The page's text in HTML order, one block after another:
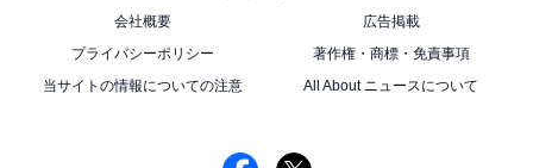
こちらもおすすめ
ーツバッグ」が待望の定番商品に！ 全6色が4月
会社概要
広告掲載
プライバシーポリシー
著作権・商標・免責事項
当サイトの情報についての注意
All About ニュースについて